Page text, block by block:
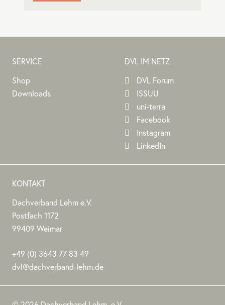
SERVICE
Shop
Downloads
DVL IM NETZ
DVL Forum
ISSUU
uni-terra
Facebook
Instagram
LinkedIn
KONTAKT
Dachverband Lehm e.V.
Stephan
Jörchel
Stephan
Jörchel
Dachverband
Lehm
Postfach 1172
99409 Weimar
+49 (0) 3643 77 83 49
dvl@dachverband-lehm.de
DACHVERBAND
LEHM
Bundesverband